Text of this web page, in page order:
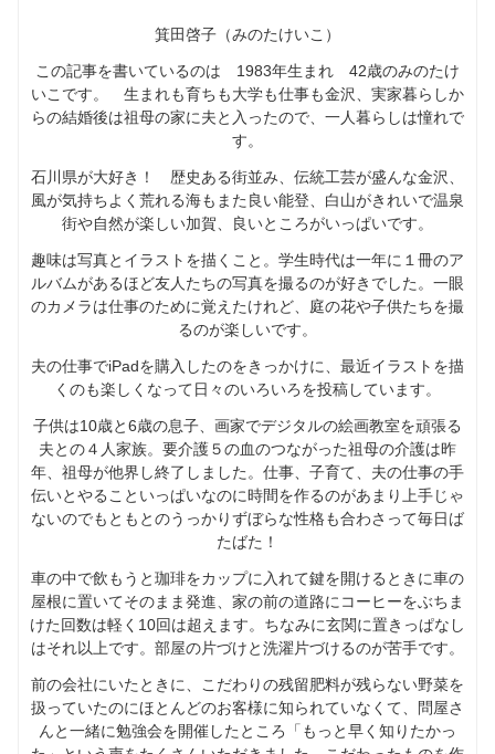
箕田啓子（みのたけいこ）
この記事を書いているのは 1983年生まれ 42歳のみのたけ
いこです。 生まれも育ちも大学も仕事も金沢、実家暮らしか
らの結婚後は祖母の家に夫と入ったので、一人暮らしは憧れで
す。
石川県が大好き！ 歴史ある街並み、伝統工芸が盛んな金沢、
風が気持ちよく荒れる海もまた良い能登、白山がきれいで温泉
街や自然が楽しい加賀、良いところがいっぱいです。
趣味は写真とイラストを描くこと。学生時代は一年に１冊のア
ルバムがあるほど友人たちの写真を撮るのが好きでした。一眼
のカメラは仕事のために覚えたけれど、庭の花や子供たちを撮
るのが楽しいです。
夫の仕事でiPadを購入したのをきっかけに、最近イラストを描
くのも楽しくなって日々のいろいろを投稿しています。
子供は10歳と6歳の息子、画家でデジタルの絵画教室を頑張る
夫との４人家族。要介護５の血のつながった祖母の介護は昨
年、祖母が他界し終了しました。仕事、子育て、夫の仕事の手
伝いとやることいっぱいなのに時間を作るのがあまり上手じゃ
ないのでもともとのうっかりずぼらな性格も合わさって毎日ば
たばた！
車の中で飲もうと珈琲をカップに入れて鍵を開けるときに車の
屋根に置いてそのまま発進、家の前の道路にコーヒーをぶちま
けた回数は軽く10回は超えます。ちなみに玄関に置きっぱなし
はそれ以上です。部屋の片づけと洗濯片づけるのが苦手です。
前の会社にいたときに、こだわりの残留肥料が残らない野菜を
扱っていたのにほとんどのお客様に知られていなくて、問屋さ
んと一緒に勉強会を開催したところ「もっと早く知りたかっ